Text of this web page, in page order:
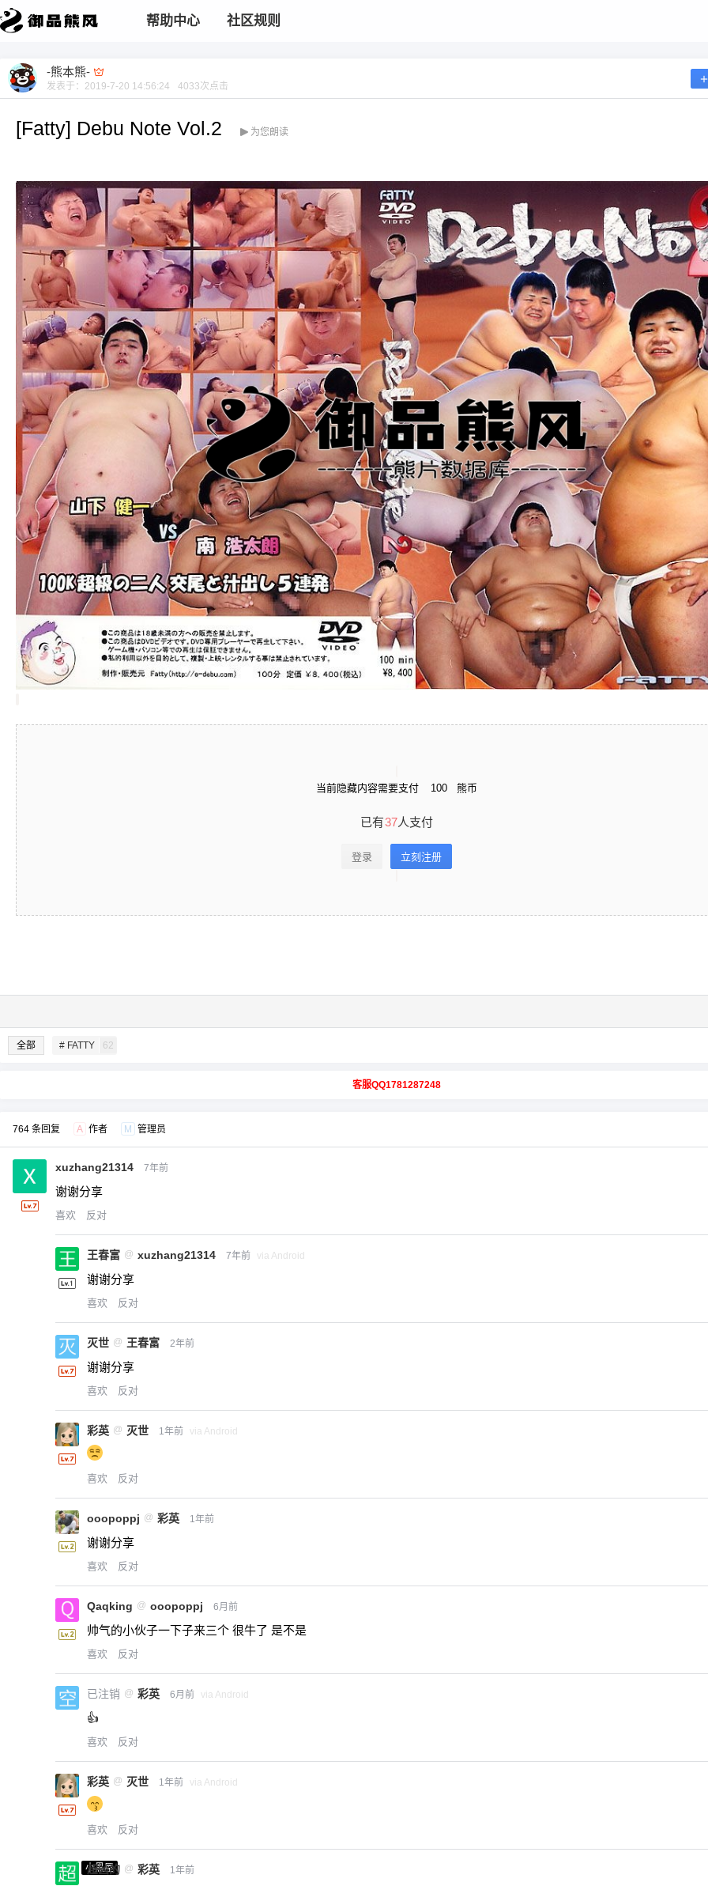
帮助中心 社区规则
-熊本熊-
发表于： 2019-7-20 14:56:24 4033次点击
[Fatty] Debu Note Vol.2 为您朗读
当前隐藏内容需要支付 100 熊币
已有37人支付
登录 立刻注册
全部 # FATTY 62
客服QQ1781287248
764 条回复 A 作者 M 管理员
xuzhang21314 7年前
谢谢分享
喜欢 反对
王春富 @ xuzhang21314 7年前 via Android
谢谢分享
喜欢 反对
灭世 @ 王春富 2年前
谢谢分享
喜欢 反对
彩英 @ 灭世 1年前 via Android
喜欢 反对
ooopoppj @ 彩英 1年前
谢谢分享
喜欢 反对
Qaqking @ ooopoppj 6月前
帅气的小伙子一下子来三个 很牛了 是不是
喜欢 反对
已注销 @ 彩英 6月前 via Android
👍
喜欢 反对
彩英 @ 灭世 1年前 via Android
喜欢 反对
小黑屋
超凶的 @ 彩英 1年前
限。